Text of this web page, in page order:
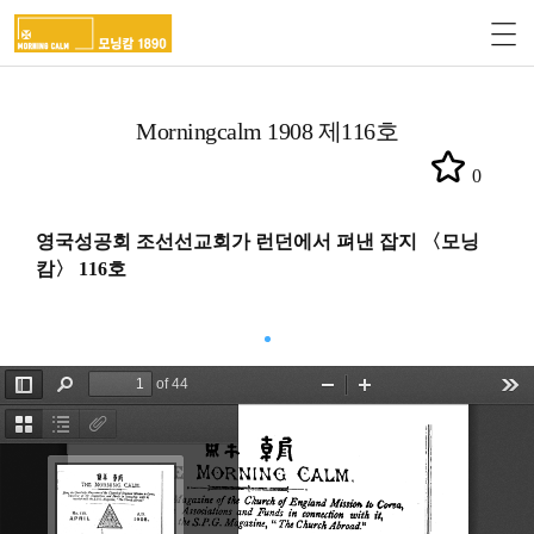
Morningcalm 1908 제116호
0
영국성공회 조선선교회가 런던에서 펴낸 잡지 〈모닝
캄〉 116호